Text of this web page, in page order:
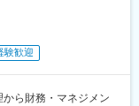
験歓迎
から財務・マネジメン